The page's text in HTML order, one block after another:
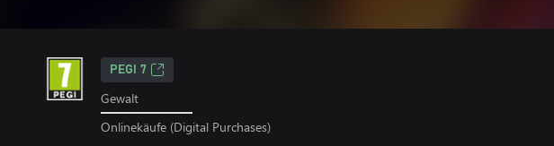
PEGI 7
Gewalt
Onlinekäufe (Digital Purchases)